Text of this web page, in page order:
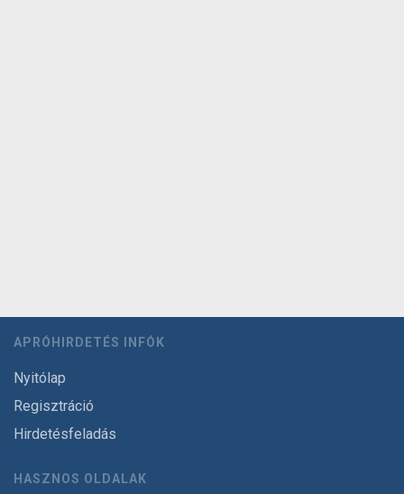
APRÓHIRDETÉS INFÓK
Nyitólap
Regisztráció
Hirdetésfeladás
HASZNOS OLDALAK